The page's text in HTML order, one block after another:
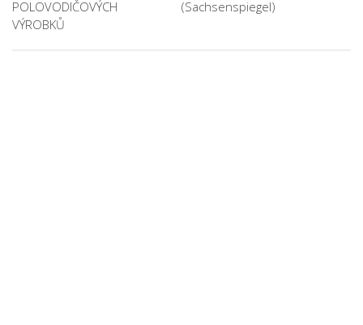
POLOVODIČOVÝCH
VÝROBKŮ
(Sachsenspiegel)